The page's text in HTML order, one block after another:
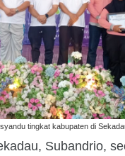
tingkat kabupaten di
Subandrio,